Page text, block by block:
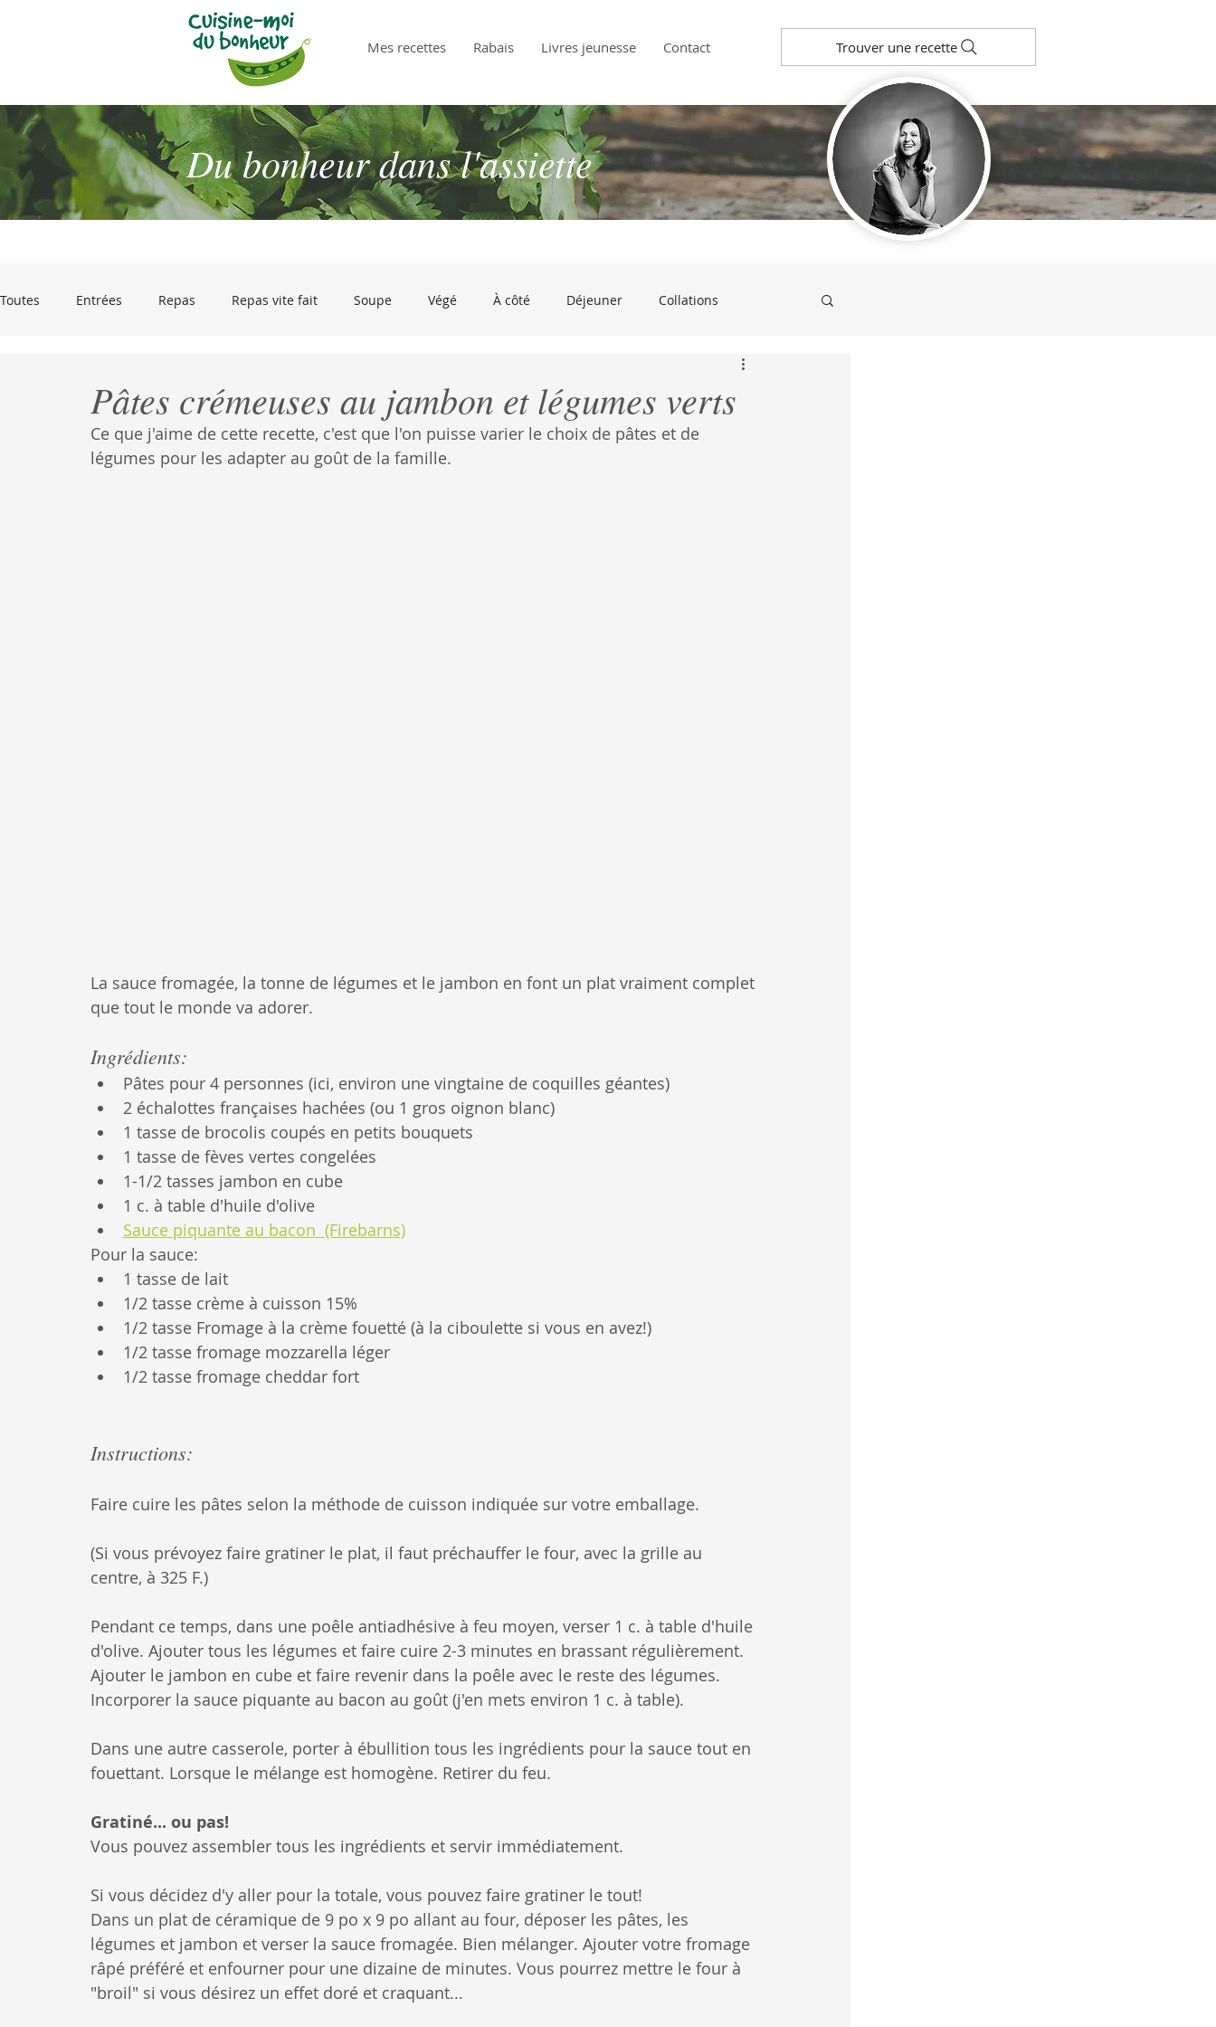
Mes recettes Rabais Livres jeunesse Contact Trouver une recette
Du bonheur dans l'assiette
Toutes Entrées Repas Repas vite fait Soupe Végé À côté Déjeuner Collations
À croquer de rire
Pâtes crémeuses au jambon et légumes verts
Ce que j'aime de cette recette, c'est que l'on puisse varier le choix de pâtes et de
légumes pour les adapter au goût de la famille.
La sauce fromagée, la tonne de légumes et le jambon en font un plat vraiment complet
que tout le monde va adorer.
Ingrédients:
Pâtes pour 4 personnes (ici, environ une vingtaine de coquilles géantes)
2 échalottes françaises hachées (ou 1 gros oignon blanc)
1 tasse de brocolis coupés en petits bouquets
1 tasse de fèves vertes congelées
1-1/2 tasses jambon en cube
1 c. à table d'huile d'olive
Sauce piquante au bacon  (Firebarns)
Pour la sauce:
1 tasse de lait
1/2 tasse crème à cuisson 15%
1/2 tasse Fromage à la crème fouetté (à la ciboulette si vous en avez!)
1/2 tasse fromage mozzarella léger
1/2 tasse fromage cheddar fort
Instructions:
Faire cuire les pâtes selon la méthode de cuisson indiquée sur votre emballage.
(Si vous prévoyez faire gratiner le plat, il faut préchauffer le four, avec la grille au
centre, à 325 F.)
Pendant ce temps, dans une poêle antiadhésive à feu moyen, verser 1 c. à table d'huile
d'olive. Ajouter tous les légumes et faire cuire 2-3 minutes en brassant régulièrement.
Ajouter le jambon en cube et faire revenir dans la poêle avec le reste des légumes.
Incorporer la sauce piquante au bacon au goût (j'en mets environ 1 c. à table).
Dans une autre casserole, porter à ébullition tous les ingrédients pour la sauce tout en
fouettant. Lorsque le mélange est homogène. Retirer du feu.
Gratiné... ou pas!
Vous pouvez assembler tous les ingrédients et servir immédiatement.
Si vous décidez d'y aller pour la totale, vous pouvez faire gratiner le tout!
Dans un plat de céramique de 9 po x 9 po allant au four, déposer les pâtes, les
légumes et jambon et verser la sauce fromagée. Bien mélanger. Ajouter votre fromage
râpé préféré et enfourner pour une dizaine de minutes. Vous pourrez mettre le four à
"broil" si vous désirez un effet doré et craquant...